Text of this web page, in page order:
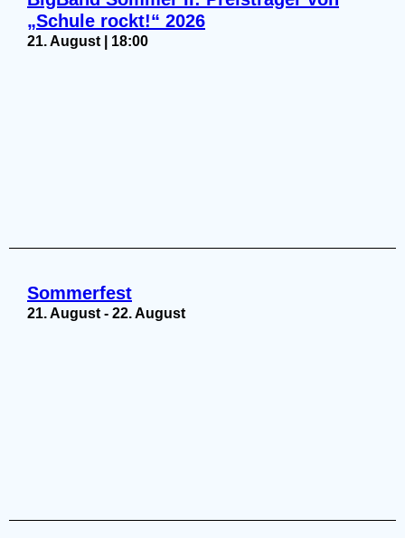
„Schule rockt!“ 2026
21. August | 18:00
Sommerfest
21. August - 22. August